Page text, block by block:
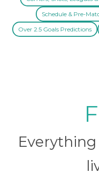
Schedule & Pre-
Over 2.5 Goals Predictions